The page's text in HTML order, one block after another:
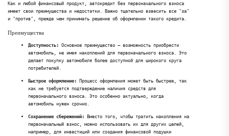
Как и любой финансовый продукт, автокредит без первоначального взноса
имеет свои преимущества и недостатки. Важно тщательно взвесить все "за"
и "против", прежде чем принимать решение об оформлении такого кредита.
Преимущества
Доступность: Основное преимущество – возможность приобрести
автомобиль, не имея накоплений для первоначального взноса. Это
делает покупку автомобиля более доступной для широкого круга
потребителей.
Быстрое оформление: Процесс оформления может быть быстрее, так
как не требуется подтверждение наличия средств для
первоначального взноса. Это особенно актуально, когда
автомобиль нужен срочно.
Сохранение сбережений: Вместо того, чтобы тратить накопления на
первоначальный взнос, можно использовать их для других целей,
например, для инвестиций или создания финансовой подушки